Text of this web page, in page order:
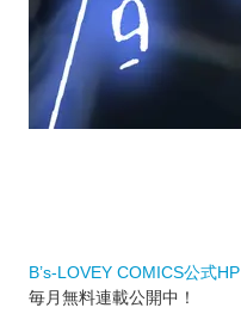
B’s-LOVEY COMICS公式HP
毎月無料連載公開中！